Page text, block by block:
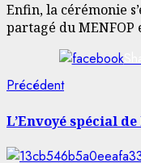
Enfin, la cérémonie
partagé du
Navigation
d’article
PrécédentArticle
L’Envoyé spécial